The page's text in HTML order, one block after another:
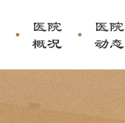
医院
概况
医院
动态